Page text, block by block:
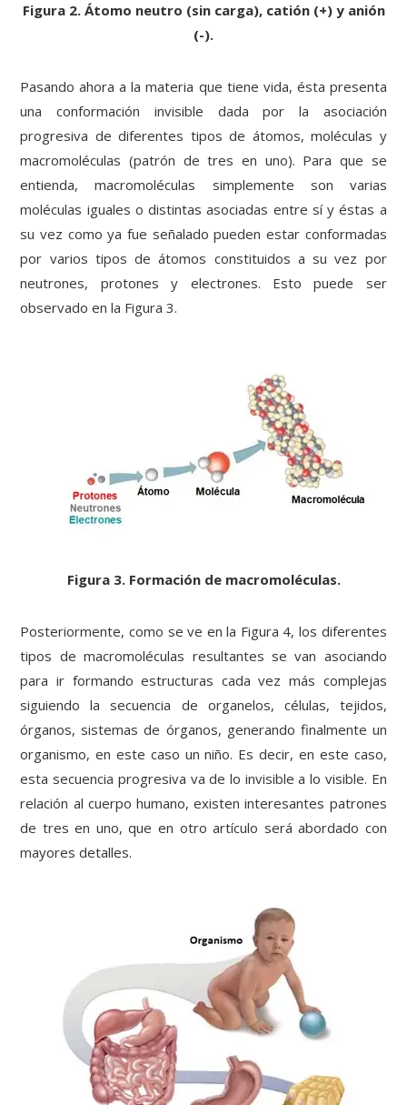
Figura 2. Átomo neutro (sin carga), catión (+) y anión
(-).
Pasando ahora a la materia que tiene vida, ésta presenta
una conformación invisible dada por la asociación
progresiva de diferentes tipos de átomos, moléculas y
macromoléculas (patrón de tres en uno). Para que se
entienda, macromoléculas simplemente son varias
moléculas iguales o distintas asociadas entre sí y éstas a
su vez como ya fue señalado pueden estar conformadas
por varios tipos de átomos constituidos a su vez por
neutrones, protones y electrones. Esto puede ser
observado en la Figura 3.
Figura 3. Formación de macromoléculas.
Posteriormente, como se ve en la Figura 4, los diferentes
tipos de macromoléculas resultantes se van asociando
para ir formando estructuras cada vez más complejas
siguiendo la secuencia de organelos, células, tejidos,
órganos, sistemas de órganos, generando finalmente un
organismo, en este caso un niño. Es decir, en este caso,
esta secuencia progresiva va de lo invisible a lo visible. En
relación al cuerpo humano, existen interesantes patrones
de tres en uno, que en otro artículo será abordado con
mayores detalles.